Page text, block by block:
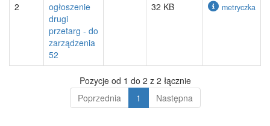
2
ogłoszenie
drugi
przetarg - do
zarządzenia
52
32 KB metryczka
Pozycje od 1 do 2 z 2 łącznie
Poprzednia
1 Następna